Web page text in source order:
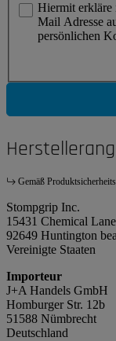
Hiermit erkläre
Mail Adresse
persönlichen
Gemäß
Stompgrip Inc.
15431 Chemical Lane
92649 Huntington
Vereinigte Staaten
Importeur
J+A Handels GmbH
Homburger Str. 12b
51588 Nümbrecht
Deutschland